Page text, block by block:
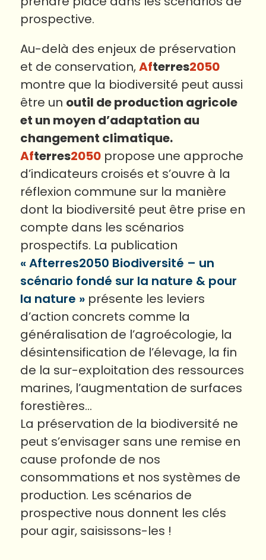
prospective.
Au-delà des enjeux de préservation
et de conservation,Afterres2050
montre que la biodiversité peut aussi
être un outil de production agricole
et un moyen d’adaptation au
changement climatique.
Afterres2050 propose une approche
d’indicateurs croisés et s’ouvre à la
réflexion commune sur la manière
dont la biodiversité peut être prise en
compte dans les scénarios
prospectifs. La publication
« Afterres2050 Biodiversité – un
scénario fondé sur la nature & pour
la nature » présente les leviers
d’action concrets comme la
généralisation de l’agroécologie, la
désintensification de l’élevage, la fin
de la sur-exploitation des ressources
marines, l’augmentation de surfaces
forestières…
La préservation de la biodiversité ne
peut s’envisager sans une remise en
cause profonde de nos
consommations et nos systèmes de
production. Les scénarios de
prospective nous donnent les clés
pour agir, saisissons-les !